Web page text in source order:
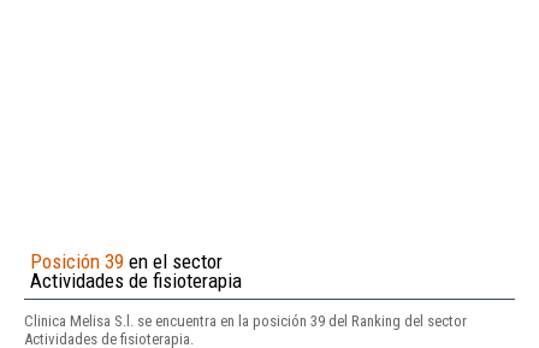
Posición 39 en el sector
Actividades de fisioterapia
Clinica Melisa S.l. se encuentra en la posición 39 del Ranking del sector
Actividades de fisioterapia.